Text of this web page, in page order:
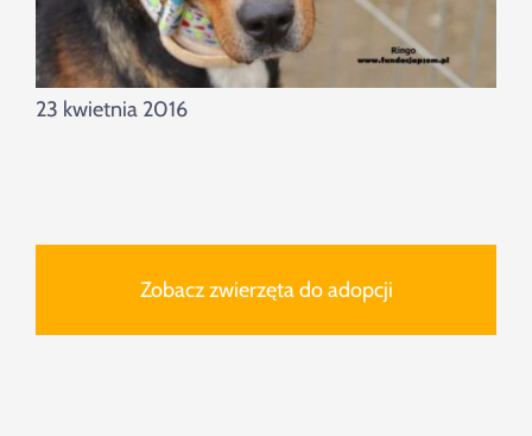
23 kwietnia 2016
Zobacz zwierzęta do adopcji